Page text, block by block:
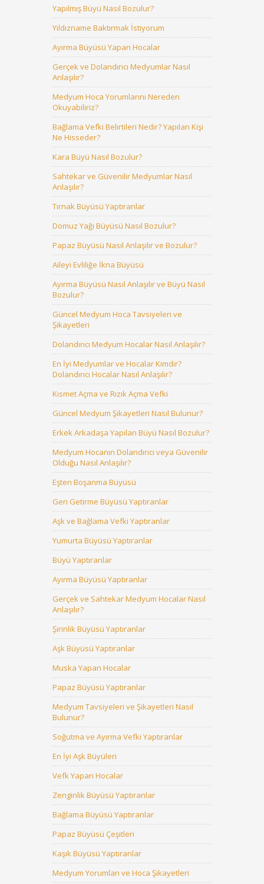
Yapılmış Büyü Nasıl Bozulur?
Yıldızname Baktırmak İstiyorum
Ayırma Büyüsü Yapan Hocalar
Gerçek ve Dolandırıcı Medyumlar Nasıl
Anlaşılır?
Medyum Hoca Yorumlarını Nereden
Okuyabiliriz?
Bağlama Vefki Belirtileri Nedir? Yapılan Kişi
Ne Hisseder?
Kara Büyü Nasıl Bozulur?
Sahtekar ve Güvenilir Medyumlar Nasıl
Anlaşılır?
Tırnak Büyüsü Yaptıranlar
Domuz Yağı Büyüsü Nasıl Bozulur?
Papaz Büyüsü Nasıl Anlaşılır ve Bozulur?
Aileyi Evliliğe İkna Büyüsü
Ayırma Büyüsü Nasıl Anlaşılır ve Büyü Nasıl
Bozulur?
Güncel Medyum Hoca Tavsiyeleri ve
Şikayetleri
Dolandırıcı Medyum Hocalar Nasıl Anlaşılır?
En İyi Medyumlar ve Hocalar Kimdir?
Dolandırıcı Hocalar Nasıl Anlaşılır?
Kısmet Açma ve Rızık Açma Vefki
Güncel Medyum Şikayetleri Nasıl Bulunur?
Erkek Arkadaşa Yapılan Büyü Nasıl Bozulur?
Medyum Hocanın Dolandırıcı veya Güvenilir
Olduğu Nasıl Anlaşılır?
Eşten Boşanma Büyüsü
Geri Getirme Büyüsü Yaptıranlar
Aşk ve Bağlama Vefki Yaptıranlar
Yumurta Büyüsü Yaptıranlar
Büyü Yaptıranlar
Ayırma Büyüsü Yaptıranlar
Gerçek ve Sahtekar Medyum Hocalar Nasıl
Anlaşılır?
Şirinlik Büyüsü Yaptıranlar
Aşk Büyüsü Yaptıranlar
Muska Yapan Hocalar
Papaz Büyüsü Yaptıranlar
Medyum Tavsiyeleri ve Şikayetleri Nasıl
Bulunur?
Soğutma ve Ayırma Vefki Yaptıranlar
En İyi Aşk Büyüleri
Vefk Yapan Hocalar
Zenginlik Büyüsü Yaptıranlar
Bağlama Büyüsü Yaptıranlar
Papaz Büyüsü Çeşitleri
Kaşık Büyüsü Yaptıranlar
Medyum Yorumları ve Hoca Şikayetleri